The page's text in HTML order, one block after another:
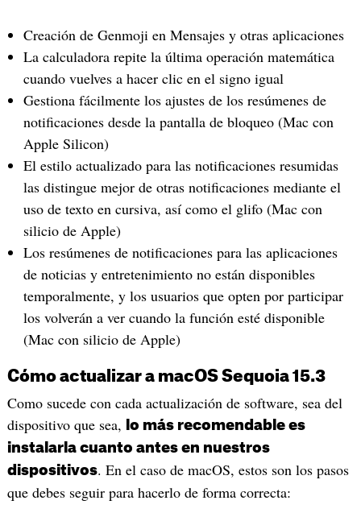
Creación de Genmoji en Mensajes y otras aplicaciones
La calculadora repite la última operación matemática
cuando vuelves a hacer clic en el signo igual
Gestiona fácilmente los ajustes de los resúmenes de
notificaciones desde la pantalla de bloqueo (Mac con
Apple Silicon)
El estilo actualizado para las notificaciones resumidas
las distingue mejor de otras notificaciones mediante el
uso de texto en cursiva, así como el glifo (Mac con
silicio de Apple)
Los resúmenes de notificaciones para las aplicaciones
de noticias y entretenimiento no están disponibles
temporalmente, y los usuarios que opten por participar
los volverán a ver cuando la función esté disponible
(Mac con silicio de Apple)
Cómo actualizar a macOS Sequoia 15.3
Como sucede con cada actualización de software, sea del
dispositivo que sea,
lo más recomendable es
instalarla cuanto antes en nuestros
dispositivos. En el caso de macOS, estos son los pasos
que debes seguir para hacerlo de forma correcta: